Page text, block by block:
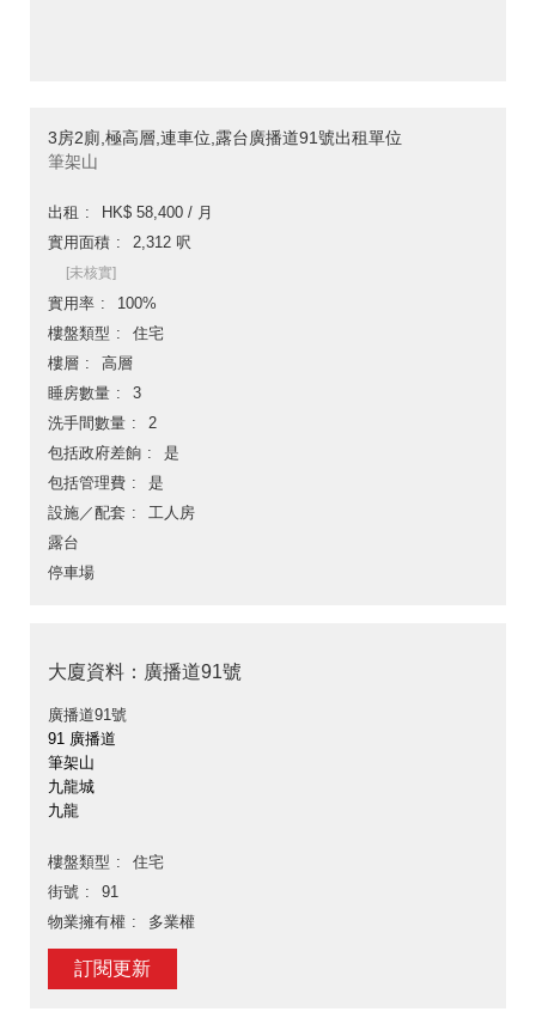
3房2廁,極高層,連車位,露台廣播道91號出租單位
筆架山
出租
HK$ 58,400 / 月
實用面積
2,312 呎
[未核實]
實用率
100%
樓盤類型
住宅
樓層
高層
睡房數量
3
洗手間數量
2
包括政府差餉
是
包括管理費
是
設施／配套
工人房
露台
停車場
大廈資料：廣播道91號
廣播道91號
91 廣播道
筆架山
九龍城
九龍
樓盤類型
住宅
街號
91
物業擁有權
多業權
訂閱更新